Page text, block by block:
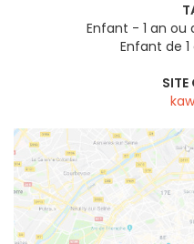
Enfant - 1 an ou
Enfant de 1
SITE